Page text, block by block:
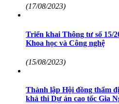
(17/08/2023)
Triển khai Thông tư số 15/
Khoa học và Công nghệ
(15/08/2023)
Thành lập Hội đồng thẩm
khả thi Dự án cao tốc Gia